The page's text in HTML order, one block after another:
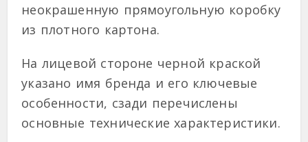
неокрашенную прямоугольную коробку
из плотного картона.
На лицевой стороне черной краской
указано имя бренда и его ключевые
особенности, сзади перечислены
основные технические характеристики.